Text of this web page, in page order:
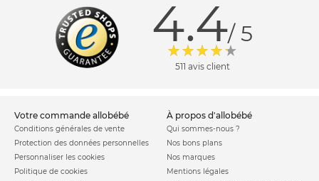
4.4/ 5
511 avis client
votre commande allobébé
Conditions générales de vente
Protection des données personnelles
Personnaliser les cookies
Politique de cookies
à propos d'allobébé
Qui sommes-nous ?
Nos bons plans
Nos marques
Mentions légales